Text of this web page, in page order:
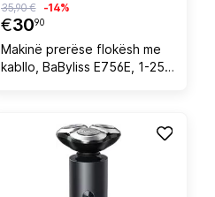
€3090
35,90 € -14%
Makinë prerëse flokësh me
kabllo, BaByliss E756E, 1-25